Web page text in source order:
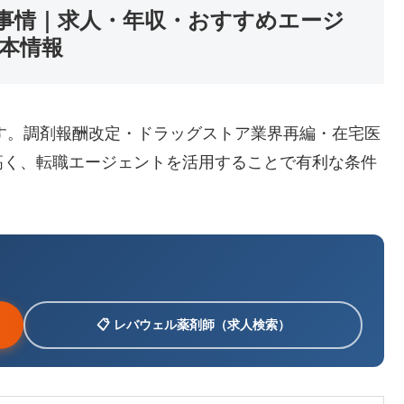
情｜求人・年収・おすすめエージ
情報
調剤報酬改定・ドラッグストア業界再編・在宅医
、転職エージェントを活用することで有利な条件
📋 レバウェル薬剤師（求人検索）